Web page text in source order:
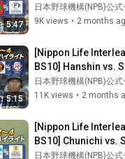
5:47
(June 3-4) In-depth
日本野球機構(NPB)公
9K views • 2 months
5:15
[Nippon Life
BS10] Hanshin vs.
In-depth Data
日本野球機構(NPB)公
11K views • 2 months
[Nippon Life
BS10] Chunichi vs.
2-4) In-depth
日本野球機構(NPB)公